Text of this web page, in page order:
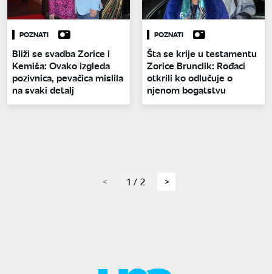
POZNATI
Bliži se svadba Zorice i
Kemiša: Ovako izgleda
pozivnica, pevačica mislila
na svaki detalj
POZNATI
Šta se krije u testamentu
Zorice Brunclik: Rođaci
otkrili ko odlučuje o
njenom bogatstvu
page1 / 2 page